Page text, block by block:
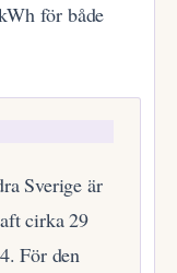
för både
Sverige är
cirka 29
För den